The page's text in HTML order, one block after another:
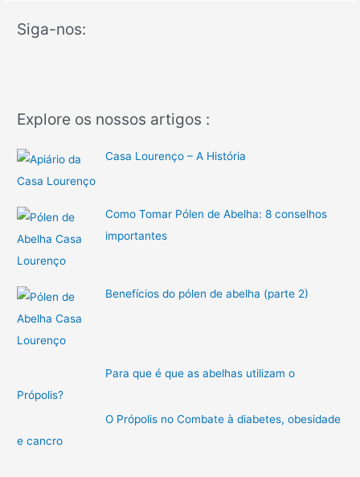
Siga-nos:
Explore os nossos artigos :
Casa Lourenço – A História
Como Tomar Pólen de Abelha: 8 conselhos
importantes
Benefícios do pólen de abelha (parte 2)
Para que é que as abelhas utilizam o
Própolis?
O Própolis no Combate à diabetes, obesidade
e cancro
C
g
r
i
s